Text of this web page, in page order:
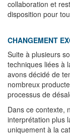
collaboration et
disposition pour
CHANGEMENT
Suite à plusieurs
techniques liées à
avons décidé de
nombreux
processus de
Dans ce contexte,
interprétation plus
uniquement à la